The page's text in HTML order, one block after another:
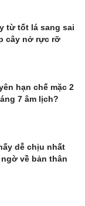
từ tốt lá sang sai
cây nở rực rỡ
hạn chế mặc 2
7 âm lịch?
dễ chịu nhất
về bản thân